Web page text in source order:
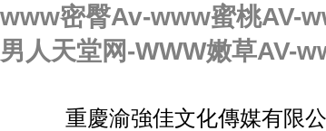
www密臀Av-www蜜桃AV-
男人天堂网-WWW嫩草AV-
重慶渝強佳文化傳媒有限